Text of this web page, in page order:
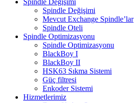
Spindle Değişimi
Mevcut Exchange Spindle’lar
Spindle Oteli
Spindle Optimizasyonu
Spindle Optimizasyonu
BlackBoy I
BlackBoy II
HSK63 Sıkma Sistemi
Güç filtresi
Enkoder Sistemi
Hizmetlerimiz